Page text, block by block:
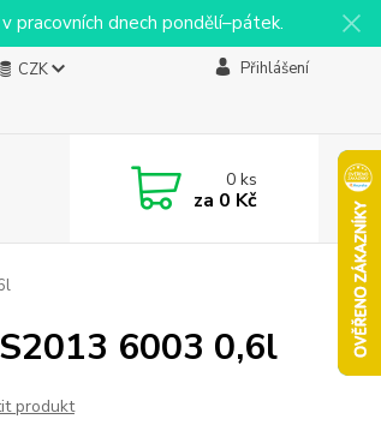
pracovních dnech pondělí–pátek.
CZK Přihlášení
0ks
za 0 Kč
6003 0,6l
produkt